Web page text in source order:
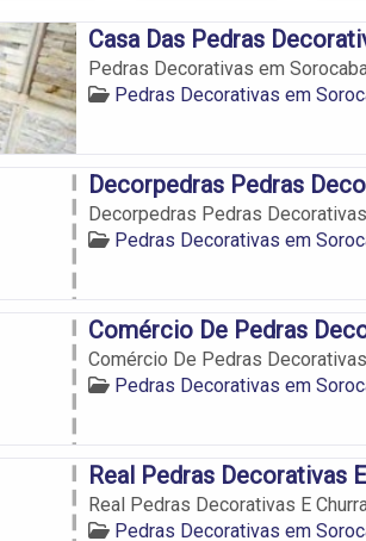
Casa Das Pedras
Pedras Decorativas em
Pedras Decorativas em
Decorpedras Pedras
Decorpedras Pedras Decorativas
Pedras Decorativas em
Comércio De Pedras
Comércio De Pedras
Pedras Decorativas em
Real Pedras Decorativas
Real Pedras Decorativas E
Pedras Decorativas em